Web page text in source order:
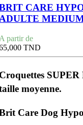
CARE
partir de
TND
moyenne.
Care Dog